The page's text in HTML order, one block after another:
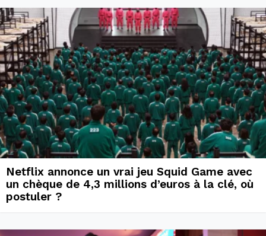
Netflix annonce un vrai jeu Squid Game avec
un chèque de 4,3 millions d’euros à la clé, où
postuler ?